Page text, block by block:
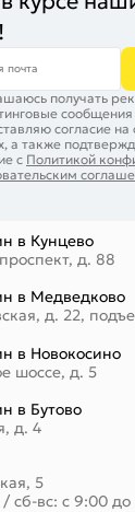
почта
получать
согласие
а также
с Политикой
в Кунцево
д. 88
в Медведково
д. 22,
в Новокосино
шоссе, д. 5
в Бутово
д. 4
5
/ сб-вс: с 9:00 до